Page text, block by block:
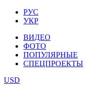
РУС
УКР
ВИДЕО
ФОТО
ПОПУЛЯРНЫЕ
СПЕЦПРОЕКТЫ
USD